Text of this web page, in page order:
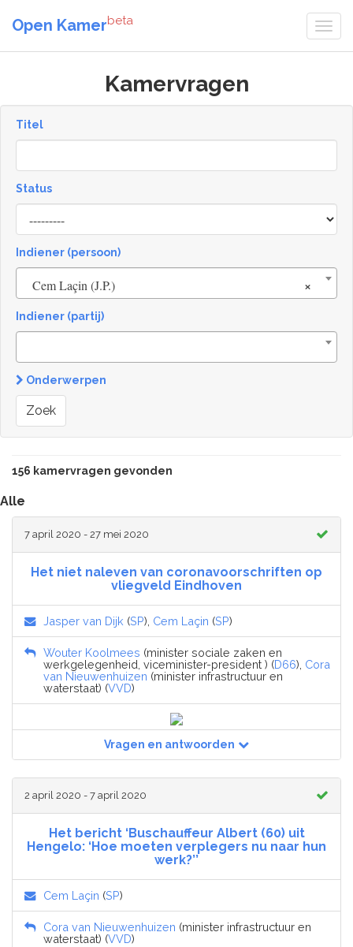
Open Kamerbeta
Kamervragen
Titel
Status
[invalid
name]
Indiener (persoon)
×
Cem Laçin (J.P.)
Indiener (partij)
Onderwerpen
Zoek
156 kamervragen gevonden
Alle
7 april 2020 - 27 mei 2020
Het niet naleven van coronavoorschriften op
vliegveld Eindhoven
Jasper van Dijk (SP), Cem Laçin (SP)
Wouter Koolmees (minister sociale zaken en
werkgelegenheid, viceminister-president ) (D66), Cora
van Nieuwenhuizen (minister infrastructuur en
waterstaat) (VVD)
Vragen en antwoorden
2 april 2020 - 7 april 2020
Het bericht ‘Buschauffeur Albert (60) uit
Hengelo: ‘Hoe moeten verplegers nu naar hun
werk?’’
Cem Laçin (SP)
Cora van Nieuwenhuizen (minister infrastructuur en
waterstaat) (VVD)